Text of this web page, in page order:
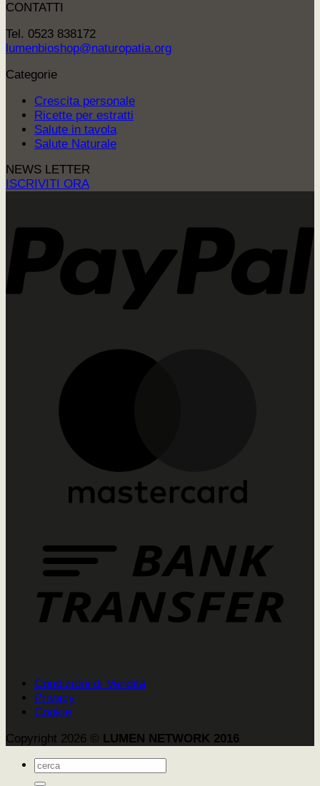
CONTATTI
Tel. 0523 838172
lumenbioshop@naturopatia.org
Categorie
Crescita personale
Ricette per estratti
Salute in tavola
Salute Naturale
NEWS LETTER
ISCRIVITI ORA
Condizioni di Vendita
Privacy
Cookie
Copyright 2026 © LUMEN NETWORK 2016
Cerca: